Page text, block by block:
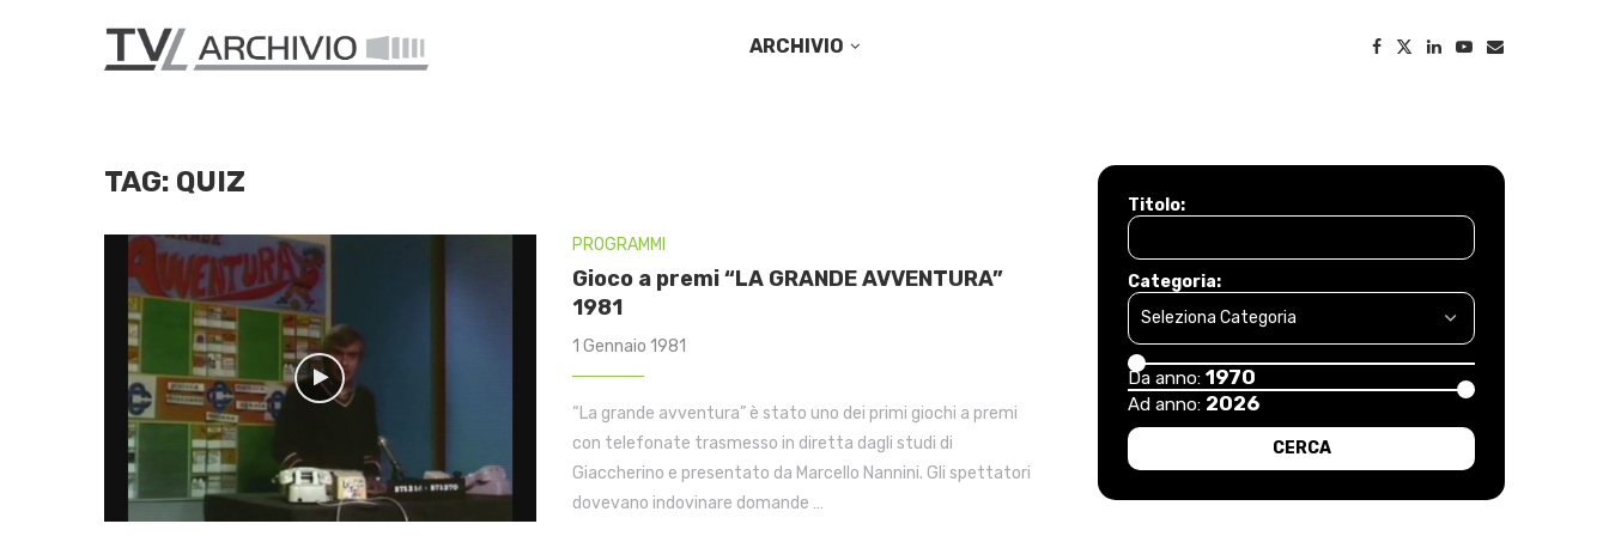
ARCHIVIO
TAG: QUIZ
PROGRAMMI
Gioco a premi “LA GRANDE AVVENTURA”
1981
1 Gennaio 1981
“La grande avventura” è stato uno dei primi giochi a premi
con telefonate trasmesso in diretta dagli studi di
Giaccherino e presentato da Marcello Nannini. Gli spettatori
dovevano indovinare domande …
Titolo:
Categoria:
Da anno: 1970
Ad anno: 2026